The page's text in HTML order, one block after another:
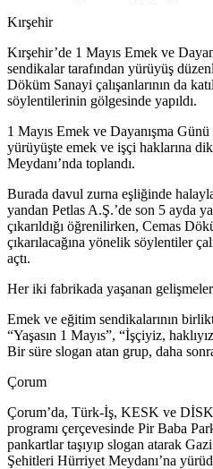
Kırşehir
Kırşehir’de 1 Mayıs Emek ve
sendikalar tarafından yürüyüş
Döküm Sanayi çalışanlarının da
söylentilerinin gölgesinde yapıldı.
1 Mayıs Emek ve Dayanışma
yürüyüşte emek ve işçi haklarına
Meydanı’nda toplandı.
Burada davul zurna eşliğinde
yandan Petlas A.Ş.’de son 5 ayda
çıkarıldığı öğrenilirken, Cemas
çıkarılacağına yönelik söylentiler
açtı.
Her iki fabrikada yaşanan
Emek ve eğitim sendikalarının
“Yaşasın 1 Mayıs”, “İşçiyiz,
Bir süre slogan atan grup, daha
Çorum
Çorum’da, Türk-İş, KESK ve DİSK
programı çerçevesinde Pir Baba
pankartlar taşıyıp slogan atarak
Şehitleri Hürriyet Meydanı’na